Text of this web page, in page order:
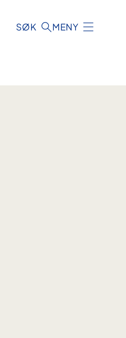
SØK MENY